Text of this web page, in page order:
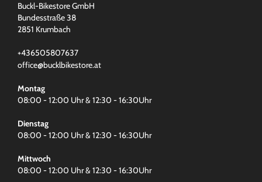
Buckl-Bikestore GmbH
Bundesstraße 38
2851 Krumbach
+436505807637
office@bucklbikestore.at
Montag
08:00 - 12:00 Uhr & 12:30 - 16:30Uhr
Dienstag
08:00 - 12:00 Uhr & 12:30 - 16:30Uhr
Mittwoch
08:00 - 12:00 Uhr & 12:30 - 16:30Uhr